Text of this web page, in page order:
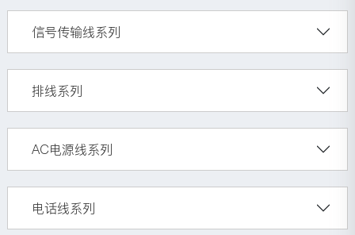
信号传输线系列
排线系列
AC电源线系列
电话线系列